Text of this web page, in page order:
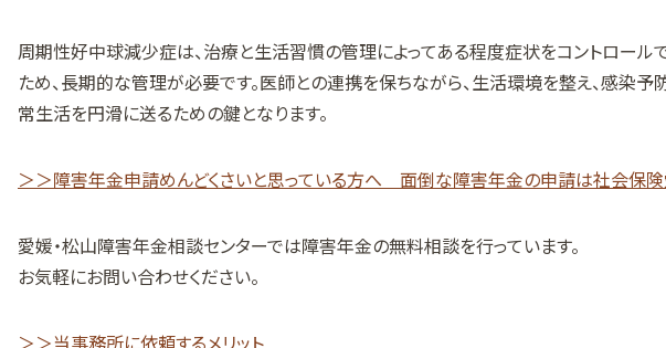
周期性好中球減少症は、治療と生活習慣の管理によってある程度症状をコントロール
ため、長期的な管理が必要です。医師との連携を保ちながら、生活環境を整え、感染予
常生活を円滑に送るための鍵となります。
＞＞障害年金申請めんどくさいと思っている方へ 面倒な障害年金の申請は社会保
愛媛・松山障害年金相談センターでは障害年金の無料相談を行っています。
お気軽にお問い合わせください。